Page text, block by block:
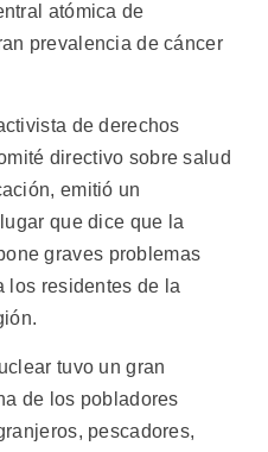
atómica de
prevalencia de cáncer
de derechos
directivo sobre salud
emitió un
que dice que la
graves problemas
los residentes de la
tuvo un gran
de los pobladores
pescadores,